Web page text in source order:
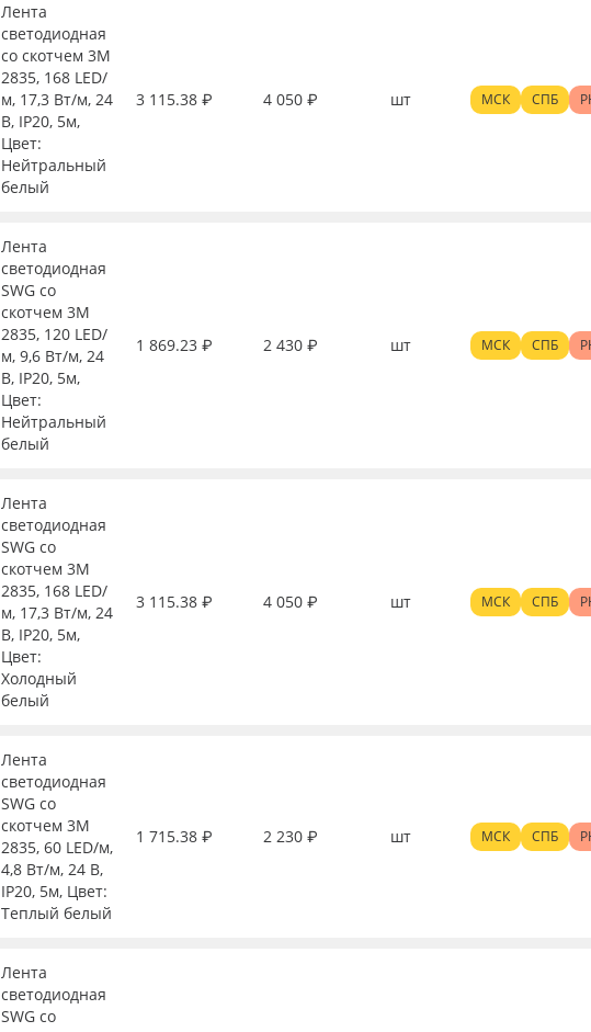
Лента
светодиодная
со скотчем 3М
2835, 168 LED/
м, 17,3 Вт/м, 24
В, IP20, 5м,
Цвет:
Нейтральный
белый
3 115.38 ₽ 4 050 ₽ шт МСК СПБ
Лента
светодиодная
SWG со
скотчем 3М
2835, 120 LED/
м, 9,6 Вт/м, 24
В, IP20, 5м,
Цвет:
Нейтральный
белый
1 869.23 ₽ 2 430 ₽ шт МСК СПБ
Лента
светодиодная
SWG со
скотчем 3М
2835, 168 LED/
м, 17,3 Вт/м, 24
В, IP20, 5м,
Цвет:
Холодный
белый
3 115.38 ₽ 4 050 ₽ шт МСК СПБ
Лента
светодиодная
SWG со
скотчем 3М
2835, 60 LED/м,
4,8 Вт/м, 24 В,
IP20, 5м, Цвет:
Теплый белый
1 715.38 ₽ 2 230 ₽ шт МСК СПБ
Лента
светодиодная
SWG со